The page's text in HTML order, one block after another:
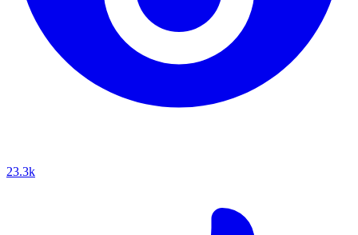
23.3k